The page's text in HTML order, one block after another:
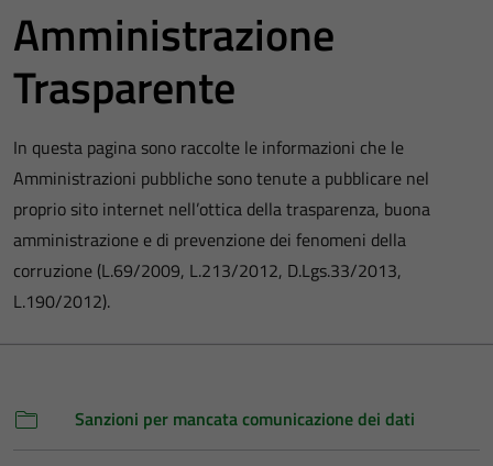
Amministrazione
Trasparente
In questa pagina sono raccolte le informazioni che le
Amministrazioni pubbliche sono tenute a pubblicare nel
proprio sito internet nell’ottica della trasparenza, buona
amministrazione e di prevenzione dei fenomeni della
corruzione (L.69/2009, L.213/2012, D.Lgs.33/2013,
L.190/2012).
Sanzioni per mancata comunicazione dei dati